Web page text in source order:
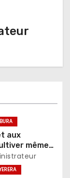
aux
même
sèche